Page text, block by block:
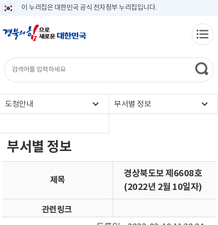
이 누리집은 대한민국 공식 전자정부 누리집입니다.
도청안내 부서별 정보
부서별 정보
제목
경상북도보 제6608호
(2022년 2월 10일자)
관련링크